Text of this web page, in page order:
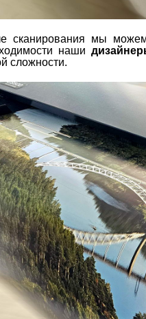
сканирования мы
наши
сложности.